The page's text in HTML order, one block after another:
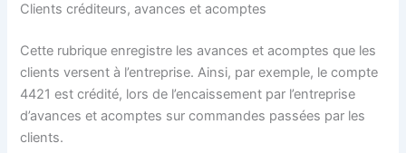
Clients créditeurs, avances et acomptes
Cette rubrique enregistre les avances et acomptes que les
clients versent à l’entreprise. Ainsi, par exemple, le compte
4421 est crédité, lors de l’encaissement par l’entreprise
d’avances et acomptes sur commandes passées par les
clients.